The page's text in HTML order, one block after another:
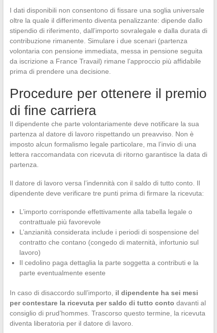
I dati disponibili non consentono di fissare una soglia universale
oltre la quale il differimento diventa penalizzante: dipende dallo
stipendio di riferimento, dall’importo sovralegale e dalla durata di
contribuzione rimanente. Simulare i due scenari (partenza
volontaria con pensione immediata, messa in pensione seguita
da iscrizione a France Travail) rimane l’approccio più affidabile
prima di prendere una decisione.
Procedure per ottenere il premio
di fine carriera
Il dipendente che parte volontariamente deve notificare la sua
partenza al datore di lavoro rispettando un preavviso. Non è
imposto alcun formalismo legale particolare, ma l’invio di una
lettera raccomandata con ricevuta di ritorno garantisce la data di
partenza.
Il datore di lavoro versa l’indennità con il saldo di tutto conto. Il
dipendente deve verificare tre punti prima di firmare la ricevuta:
L’importo corrisponde effettivamente alla tabella legale o
contrattuale più favorevole
L’anzianità considerata include i periodi di sospensione del
contratto che contano (congedo di maternità, infortunio sul
lavoro)
Il cedolino paga dettaglia la parte soggetta a contributi e la
parte eventualmente esente
In caso di disaccordo sull’importo, il dipendente ha sei mesi
per contestare la ricevuta per saldo di tutto conto davanti al
consiglio di prud’hommes. Trascorso questo termine, la ricevuta
diventa liberatoria per il datore di lavoro.